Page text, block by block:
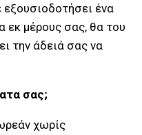
εξουσιοδοτήσει ένα
εκ μέρους σας, θα του
την άδειά σας να
σας;
χωρίς